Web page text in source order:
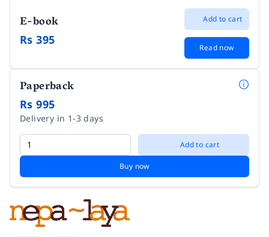
E-book
Rs 395
Add to cart
Read now
Paperback
Rs 995
Delivery in 1-3 days
Add to cart
Buy now